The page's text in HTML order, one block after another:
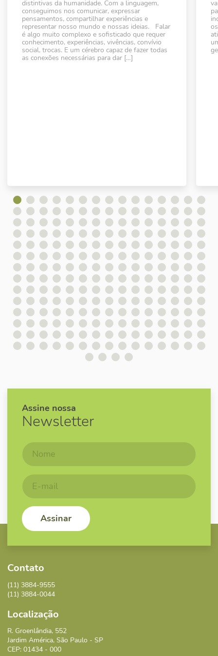
distintivas da humanidade. Com a linguagem,
conseguimos nos comunicar, expressar
pensamentos, compartilhar experiências e
representar nosso mundo e nossas ideias. Falar
é algo muito complexo e sofisticado que requer
conhecimento, experiências, vivências, convívio
social, trocas. E um cérebro capaz de fazer todas
as conexões necessárias para dar […]
Assine nossa
Newsletter
Contato
(11) 3884-9555
(11) 3884-0044
Localização
R. Groenlândia, 552
Jardim América, São Paulo - SP
CEP: 01434 - 000